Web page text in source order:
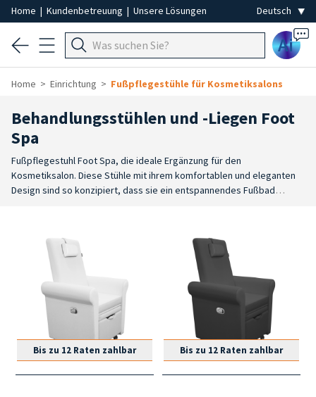
Home | Kundenbetreuung | Unsere Lösungen
Ai
Home Einrichtung Fußpflegestühle für Kosmetiksalons
Behandlungsstühlen und -Liegen Foot
Spa
Fußpflegestuhl Foot Spa, die ideale Ergänzung für den
Kosmetiksalon. Diese Stühle mit ihrem komfortablen und eleganten
Design sind so konzipiert, dass sie ein entspannendes Fußbad
verbinden.
Bis zu 12 Raten zahlbar Bis zu 12 Raten zahlbar